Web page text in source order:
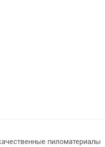
пиломатериалы